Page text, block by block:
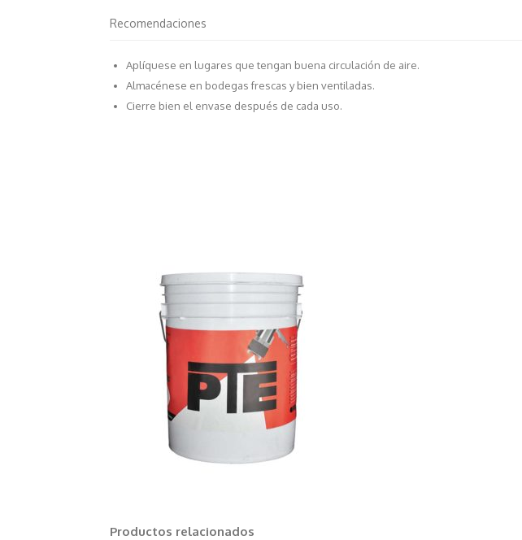
Recomendaciones
Aplíquese en lugares que tengan buena circulación de aire.
Almacénese en bodegas frescas y bien ventiladas.
Cierre bien el envase después de cada uso.
Productos relacionados